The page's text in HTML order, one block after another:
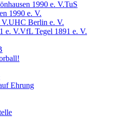
TuS
1990 e. V.
UHC Berlin e. V.
VfL Tegel 1891 e. V.
Ehrung